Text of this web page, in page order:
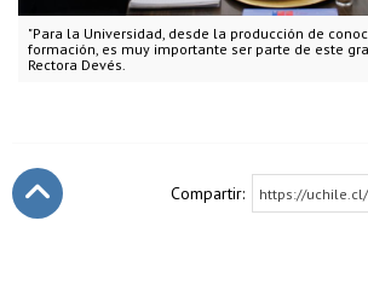
"Para la Universidad, desde la producción de
formación, es muy importante ser parte de este
Rectora Devés.
Compartir: https://